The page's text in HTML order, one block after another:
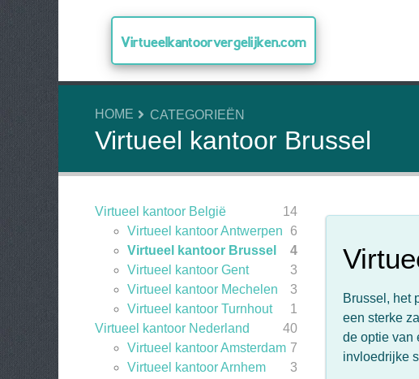
Virtueelkantoorvergelijken.com
HOME CATEGORIEËN
Virtueel kantoor Brussel
Virtueel kantoor België
14
Virtueel kantoor Antwerpen
6
Virtueel kantoor Brussel
4
Virtueel kantoor Gent
3
Virtueel kantoor Mechelen
3
Virtueel kantoor Turnhout
1
Virtueel kantoor Nederland
40
Virtueel kantoor Amsterdam 7
Virtueel kantoor Arnhem
3
Brussel, het
een sterke
de optie van
invloedrijke